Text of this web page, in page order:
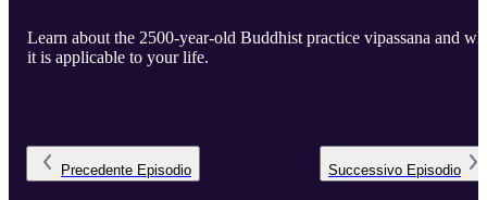
Learn about the 2500-year-old Buddhist practice vipassana and
it is applicable to your life.
Precedente Episodio Successivo Episodio